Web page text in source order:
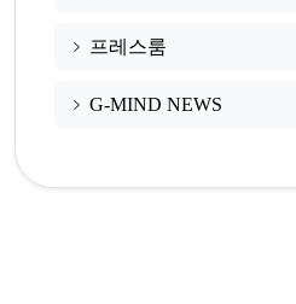
프레스룸
G-MIND NEWS